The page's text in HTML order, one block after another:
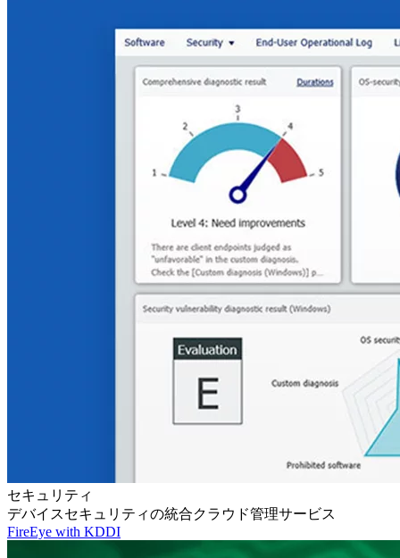
セキュリティ
デバイスセキュリティの統合クラウド管理サービス
FireEye with KDDI